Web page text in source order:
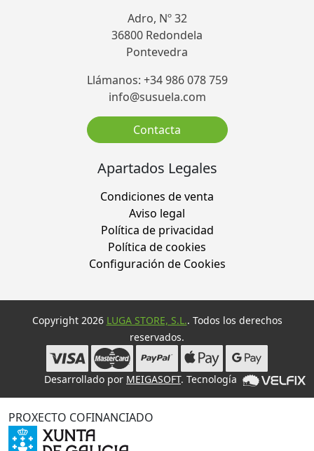
Adro, Nº 32
36800 Redondela
Pontevedra
Llámanos: +34 986 078 759
info@susuela.com
Contacta
Apartados Legales
Condiciones de venta
Aviso legal
Política de privacidad
Política de cookies
Configuración de Cookies
Copyright 2026 LUGA STORE, S.L.. Todos los derechos
reservados.
Desarrollado por MEIGASOFT. Tecnología
PROXECTO COFINANCIADO